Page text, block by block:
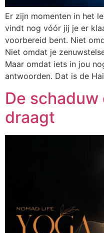
Er zijn momenten in het
vindt nog vóór jij je er
voorbereid bent. Niet
Niet omdat je
Maar omdat iets in jou
antwoorden. Dat is de
De
draagt